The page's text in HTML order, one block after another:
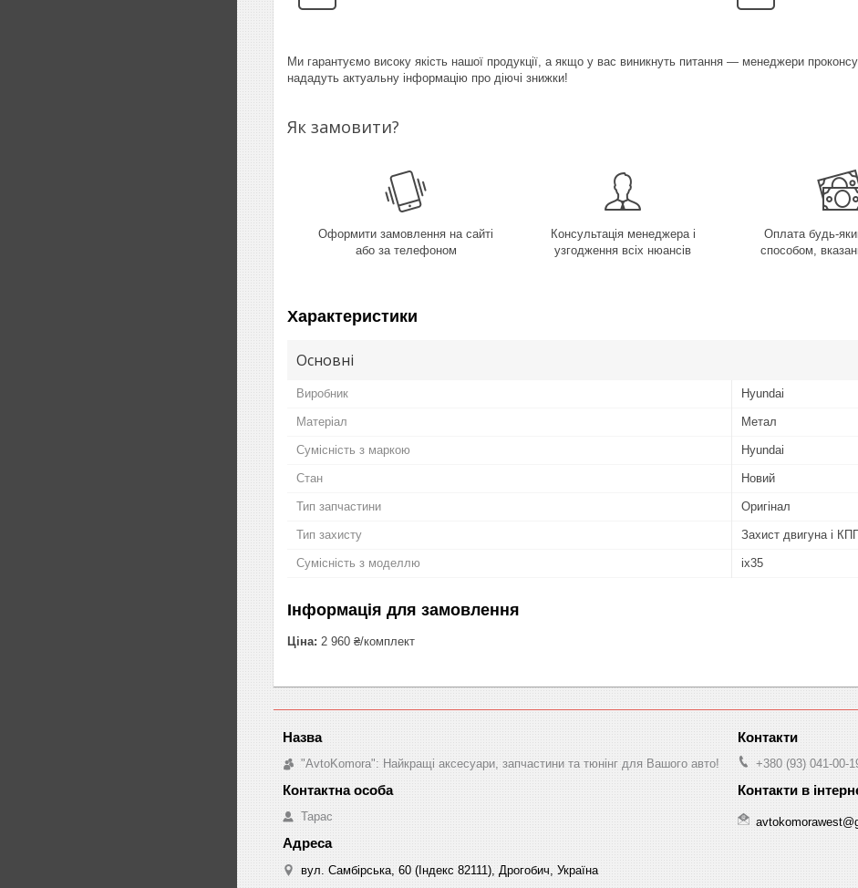
Ми гарантуємо високу якість нашої продукції, а якщо у вас виникнуть питання — менеджери
нададуть актуальну інформацію про діючі знижки!
Як замовити?
Оформити замовлення на сайті
або за телефоном
Консультація менеджера і
узгодження всіх нюансів
Оплата будь-
способом,
Характеристики
Основні
Виробник Hyundai
Матеріал Метал
Сумісність з маркою Hyundai
Стан Новий
Тип запчастини Оригінал
Тип захисту Захист двигуна і КПП
Сумісність з моделлю ix35
Інформація для замовлення
Ціна: 2 960 ₴/комплект
"AvtoKomora": Найкращі аксесуари, запчастини та тюнінг для Вашого авто!
Тарас
вул. Самбірська, 60 (Індекс 82111), Дрогобич, Україна
+380 (93) 041-00-